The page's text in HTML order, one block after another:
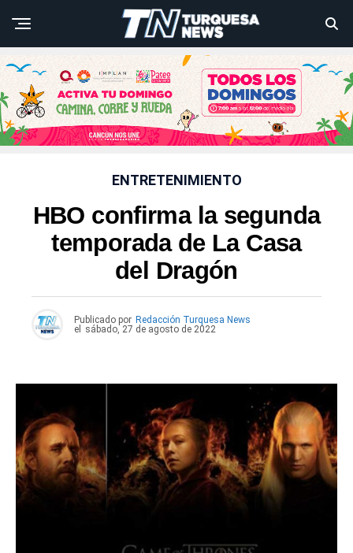
ENTRETENIMIENTO
HBO confirma la segunda
temporada de La Casa
del Dragón
Publicado por Redacción Turquesa News
el
sábado, 27 de agosto de 2022